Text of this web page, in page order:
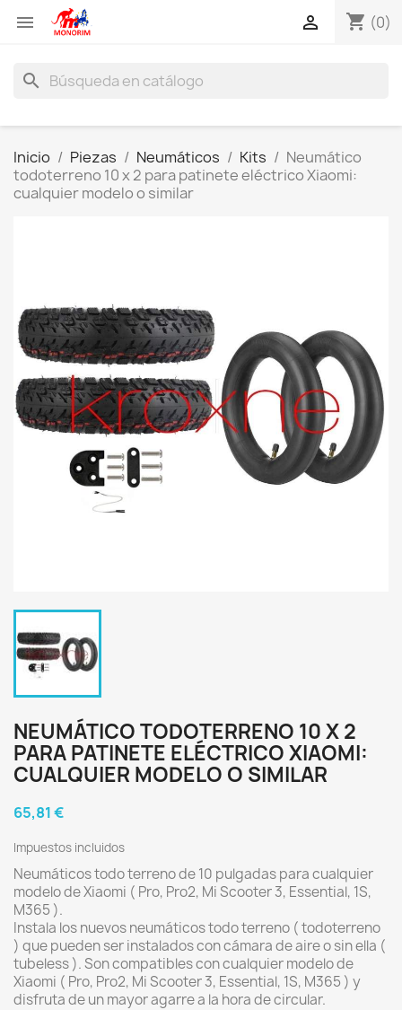
 shopping_cart (0)

search
Inicio Piezas Neumáticos Kits
Neumático
todoterreno 10 x 2 para patinete eléctrico Xiaomi:
cualquier modelo o similar
NEUMÁTICO TODOTERRENO 10 X 2
PARA PATINETE ELÉCTRICO XIAOMI:
CUALQUIER MODELO O SIMILAR
65,81 €
Impuestos incluidos
Neumáticos todo terreno de 10 pulgadas para cualquier
modelo de Xiaomi ( Pro, Pro2, Mi Scooter 3, Essential, 1S,
M365 ).
Instala los nuevos neumáticos todo terreno ( todoterreno
) que pueden ser instalados con cámara de aire o sin ella (
tubeless ). Son compatibles con cualquier modelo de
Xiaomi ( Pro, Pro2, Mi Scooter 3, Essential, 1S, M365 ) y
disfruta de un mayor agarre a la hora de circular.